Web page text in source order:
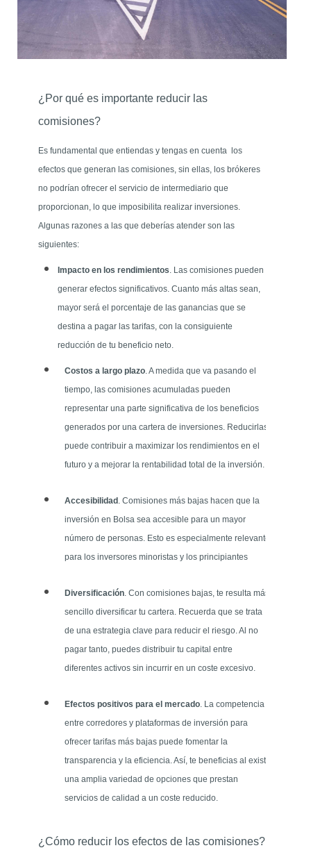
¿Por qué es importante reducir las
comisiones?
Es fundamental que entiendas y tengas en cuenta los
efectos que generan las comisiones, sin ellas, los brókeres
no podrían ofrecer el servicio de intermediario que
proporcionan, lo que imposibilita realizar inversiones.
Algunas razones a las que deberías atender son las
siguientes:
Impacto en los rendimientos . Las comisiones pueden
generar efectos significativos. Cuanto más altas sean,
mayor será el porcentaje de las ganancias que se
destina a pagar las tarifas, con la consiguiente
reducción de tu beneficio neto.
Costos a largo plazo . A medida que va pasando el
tiempo, las comisiones acumuladas pueden
representar una parte significativa de los beneficios
generados por una cartera de inversiones. Reducirlas
puede contribuir a maximizar los rendimientos en el
futuro y a mejorar la rentabilidad total de la inversión.
Accesibilidad . Comisiones más bajas hacen que la
inversión en Bolsa sea accesible para un mayor
número de personas. Esto es especialmente relevante
para los inversores minoristas y los principiantes
Diversificación . Con comisiones bajas, te resulta más
sencillo diversificar tu cartera. Recuerda que se trata
de una estrategia clave para reducir el riesgo. Al no
pagar tanto, puedes distribuir tu capital entre
diferentes activos sin incurrir en un coste excesivo.
Efectos positivos para el mercado . La competencia
entre corredores y plataformas de inversión para
ofrecer tarifas más bajas puede fomentar la
transparencia y la eficiencia. Así, te beneficias al existir
una amplia variedad de opciones que prestan
servicios de calidad a un coste reducido.
¿Cómo reducir los efectos de las comisiones?